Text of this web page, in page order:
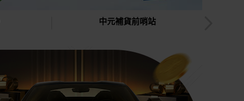
中元補貨前哨站